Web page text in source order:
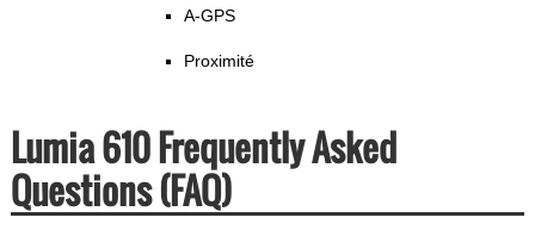
A-GPS
Proximité
Lumia 610 Frequently Asked
Questions (FAQ)